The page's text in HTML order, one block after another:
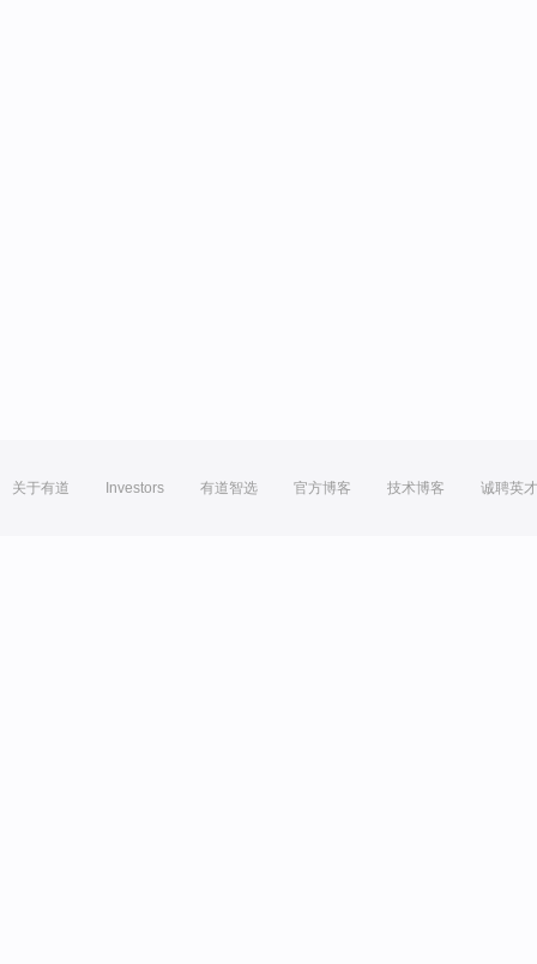
关于有道 Investors 有道智选 官方博客 技术博客 诚聘英才